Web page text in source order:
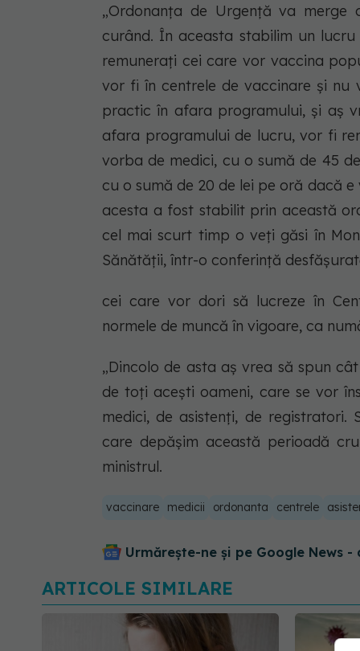
„Ordonanța de Urgență va
curând. În aceasta stabilim un
remunerați cei care vor vaccina
vor fi în centrele de vaccinare și nu
practic în afara programului, și aș
afara programului de lucru, vor fi
vorba de medici, cu o sumă de 45
cu o sumă de 20 de lei pe oră dacă
acesta a fost stabilit prin această
cel mai scurt timp o veți găsi în
Sănătății, într-o conferință
cei care vor dori să lucreze în
normele de muncă în vigoare, ca
„Dincolo de asta aș vrea să spun
de toți acești oameni, care se vor
medici, de asistenți, de
care depășim această perioadă
ministrul.
vaccinare medicii ordonanta centrele
Urmărește-ne și pe Google News -
ARTICOLE SIMILARE